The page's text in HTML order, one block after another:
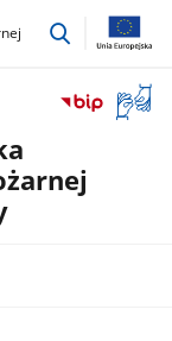
przejdź
okno